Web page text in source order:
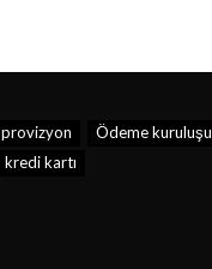
provizyon Ödeme kuruluşu
kredi kartı